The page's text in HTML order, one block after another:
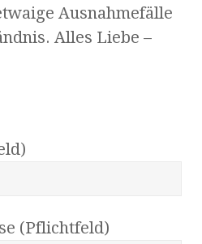
Ausnahmefälle
Alles Liebe –
(Pflichtfeld)